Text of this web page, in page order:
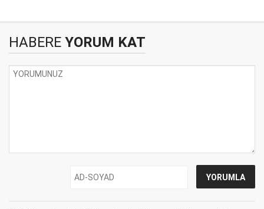
HABERE YORUM KAT